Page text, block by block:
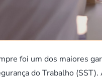
foi um dos maiores
do Trabalho